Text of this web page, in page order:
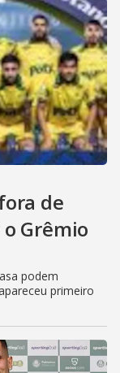
de
Grêmio
podem
primeiro